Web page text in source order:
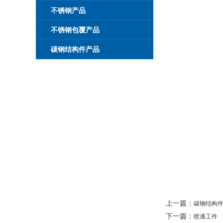
不锈钢产品
不锈钢包覆产品
碳钢结构件产品
上一篇： 碳钢结构件
下一篇： 喷漆工件